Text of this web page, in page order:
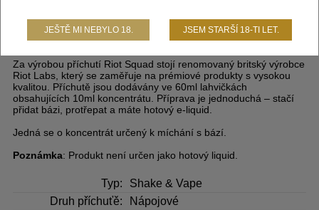
Red Razz (Malinová tříšť)
Za výrobou příchutí Riot Squad stojí renomovaný britský výrobce
Riot Labs, který se zaměřuje na prémiové produkty s vysokou
kvalitou. Příchutě jsou dodávány ve 60ml lahvičkách
obsahujících 10ml koncentrátu. Příprava je jednoduchá – stačí
přidat bázi, protřepat a máte hotový e-liquid.
Jedná se o koncentrát určený k míchání s bází.
Poznámka: Produkt není určen jako hotový liquid.
Typ:
Shake & Vape
Druh příchuťě:
Nápojové
JEŠTĚ MI NEBYLO 18. JSEM STARŠÍ 18-TI LET.